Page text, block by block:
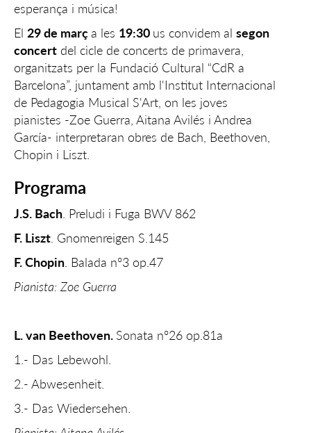
esperança i música!
El 29 de marça les 19:30 us convidem al segon
concert del cicle de concerts de primavera,
organitzats per la Fundació Cultural “CdR a
Barcelona”, juntament amb l'Institut Internacional
de Pedagogia Musical S'Art, on les joves
pianistes -Zoe Guerra, Aitana Avilés i Andrea
García- interpretaran obres de Bach, Beethoven,
Chopin i Liszt.
Programa
J.S. Bach . Preludi i Fuga BWV 862
F. Liszt . Gnomenreigen S.145
F. Chopin . Balada nº3 op.47
Pianista: Zoe Guerra
L. van Beethoven. Sonata nº26 op.81a
1.- Das Lebewohl.
2.- Abwesenheit.
3.- Das Wiedersehen.